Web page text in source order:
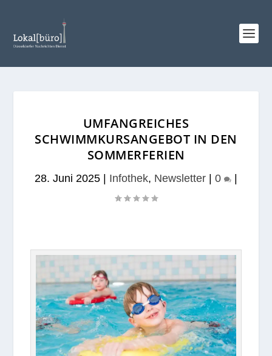
UMFANGREICHES
SCHWIMMKURSANGEBOT IN DEN
SOMMERFERIEN
28. Juni 2025 Infothek, Newsletter 0